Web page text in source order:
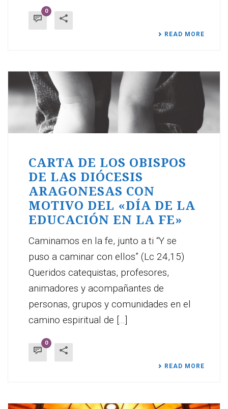
0
READ MORE
CARTA DE LOS OBISPOS
DE LAS DIÓCESIS
ARAGONESAS CON
MOTIVO DEL «DÍA DE LA
EDUCACIÓN EN LA FE»
Caminamos en la fe, junto a ti “Y se
puso a caminar con ellos” (Lc 24,15)
Queridos catequistas, profesores,
animadores y acompañantes de
personas, grupos y comunidades en el
camino espiritual de [...]
0
READ MORE